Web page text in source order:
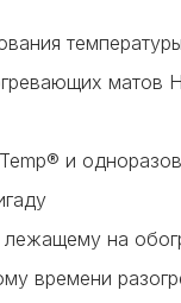
температуры
матов
и
лежащему на
времени